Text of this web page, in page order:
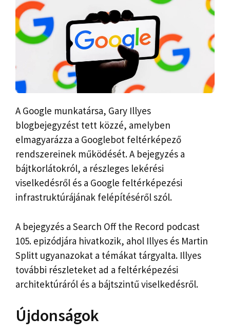
A Google munkatársa, Gary Illyes
blogbejegyzést tett közzé, amelyben
elmagyarázza a Googlebot feltérképező
rendszereinek működését. A bejegyzés a
bájtkorlátokról, a részleges lekérési
viselkedésről és a Google feltérképezési
infrastruktúrájának felépítéséről szól.
A bejegyzés a Search Off the Record podcast
105. epizódjára hivatkozik, ahol Illyes és Martin
Splitt ugyanazokat a témákat tárgyalta. Illyes
további részleteket ad a feltérképezési
architektúráról és a bájtszintű viselkedésről.
Újdonságok